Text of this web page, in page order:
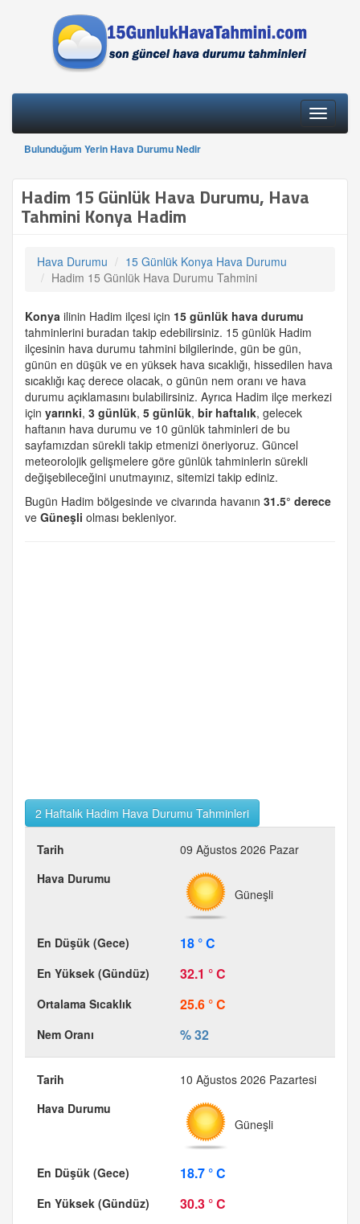
Toggle
Bulunduğum Yerin Hava Durumu Nedir
Hadim 15 Günlük Hava Durumu, Hava
Tahmini Konya Hadim
Hava Durumu
15 Günlük Konya Hava Durumu
Hadim 15 Günlük Hava Durumu Tahmini
Konya ilinin Hadim ilçesi için 15 günlük hava durumu
tahminlerini buradan takip edebilirsiniz. 15 günlük Hadim
ilçesinin hava durumu tahmini bilgilerinde, gün be gün,
günün en düşük ve en yüksek hava sıcaklığı, hissedilen hava
sıcaklığı kaç derece olacak, o günün nem oranı ve hava
durumu açıklamasını bulabilirsiniz. Ayrıca Hadim ilçe merkezi
için yarınki, 3 günlük, 5 günlük, bir haftalık, gelecek
haftanın hava durumu ve 10 günlük tahminleri de bu
sayfamızdan sürekli takip etmenizi öneriyoruz. Güncel
meteorolojik gelişmelere göre günlük tahminlerin sürekli
değişebileceğini unutmayınız, sitemizi takip ediniz.
Bugün Hadim bölgesinde ve civarında havanın 31.5° derece
ve Güneşli olması bekleniyor.
2 Haftalık Hadim Hava Durumu Tahminleri
09 Ağustos 2026 Pazar
Güneşli
18 ° C
32.1 ° C
25.6 ° C
% 32
10 Ağustos 2026 Pazartesi
Güneşli
18.7 ° C
30.3 ° C